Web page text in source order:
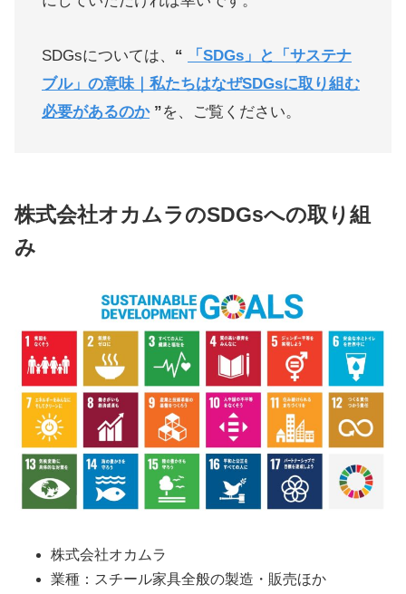
SDGsについては、 “
「SDGs」と「サステナ
ブル」の意味｜私たちはなぜSDGsに取り組む
必要があるのか”を、ご覧ください。
株式会社オカムラのSDGsへの取り組
み
株式会社オカムラ
業種：スチール家具全般の製造・販売ほか